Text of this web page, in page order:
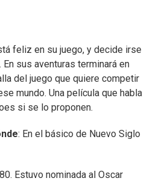
feliz en su juego, y decide irse
sus aventuras terminará en
del juego que quiere competir
mundo. Una película que habla
si se lo proponen.
: En el básico de Nuevo Siglo
Estuvo nominada al Oscar